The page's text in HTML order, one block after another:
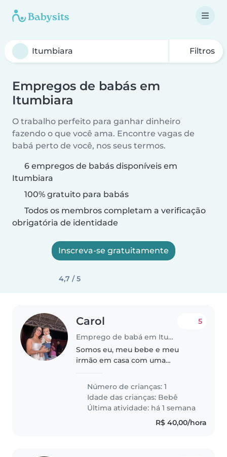
Filtros
Empregos de babás em
Itumbiara
O trabalho perfeito para ganhar dinheiro
fazendo o que você ama. Encontre vagas de
babá perto de você, nos seus termos.
6 empregos de babás disponíveis em
Itumbiara
100% gratuito para babás
Todos os membros completam a verificação
obrigatória de identidade
Inscreva-se gratuitamente
4,7 / 5
Carol
Emprego de babá em Itumbiara
5
Somos eu, meu bebe e meu
irmão em casa com uma
Número de crianças: 1
Idade das crianças: Bebê
Última atividade: há 1 semana
R$ 40,00/hora